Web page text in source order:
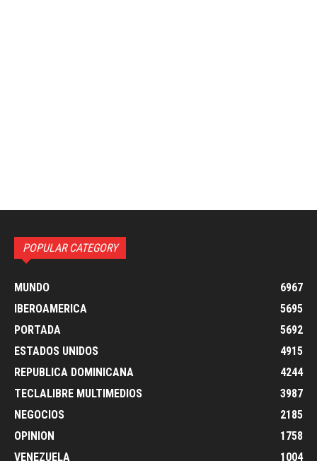
POPULAR CATEGORY
MUNDO
6967
IBEROAMERICA
5695
PORTADA
5692
ESTADOS UNIDOS
4915
REPUBLICA DOMINICANA
4244
TECLALIBRE MULTIMEDIOS
3987
NEGOCIOS
2185
OPINION
1758
VENEZUELA
1004